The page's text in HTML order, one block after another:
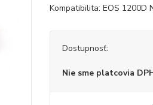
Kompatibilita: EOS 1200D
Dostupnosť:
Nie sme platcovia